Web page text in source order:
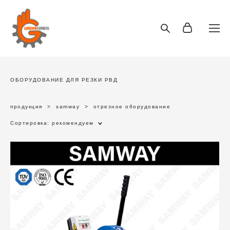
ОБОРУДОВАНИЕ ДЛЯ РЕЗКИ РВД
продукция > samway > отрезное оборудование
Сортировка: рекомендуем